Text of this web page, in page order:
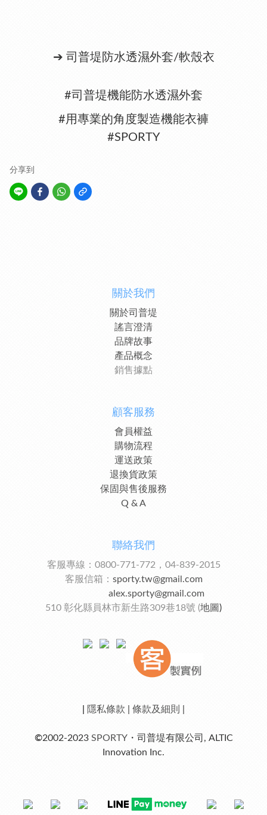
➔ 司普堤防水透濕外套/軟殼衣
#司普堤機能防水透濕外套
#用專業的角度製造機能衣褲
#SPORTY
分享到
關於我們
關於司普堤
謠言澄清
品牌故事
產品概念
銷售據點
顧客服務
會員權益
購物流程
運送政策
退換貨政策
保固與售後服務
Q & A
聯絡我們
客服專線：0800-771-772，04-839-2015
客服信箱： sporty.tw@gmail.com
alex.sporty@gmail.com
510 彰化縣員林市新生路309巷18號 (地圖 )
隱私條款 條款及細則
©2002-2023 SPORTY・司普堤有限公司, ALTIC
Innovation Inc.